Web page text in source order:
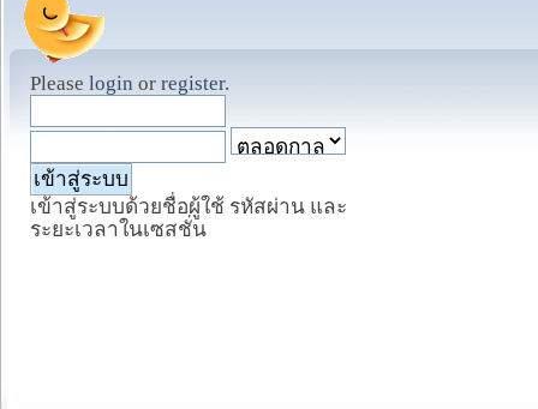
Please login or register.
เข้าสู่ระบบด้วยชื่อผู้ใช้ รหัสผ่าน และ
ระยะเวลาในเซสชั่น